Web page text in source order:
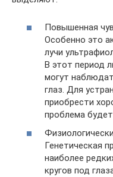
Повышенная
Особенно это
лучи
В этот период
могут
глаз. Для
приобрести
проблема
Генетическая
наиболее
кругов под